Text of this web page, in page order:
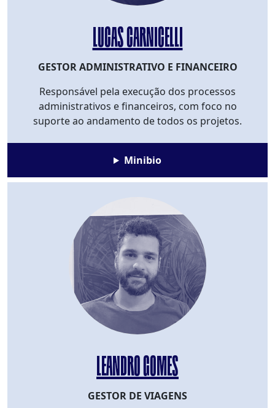
LUCAS CARNICELLI
GESTOR ADMINISTRATIVO E FINANCEIRO
Responsável pela execução dos processos
administrativos e financeiros, com foco no
suporte ao andamento de todos os projetos.
Minibio
LEANDRO GOMES
GESTOR DE VIAGENS